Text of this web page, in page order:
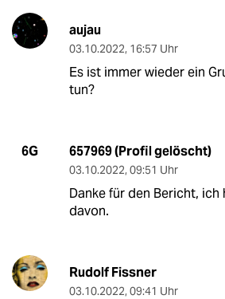
aujau
03.10.2022, 16:57 Uhr
Es ist immer wieder ein
tun?
6G 657969 (Profil gelöscht)
03.10.2022, 09:51 Uhr
Danke für den Bericht,
davon.
Rudolf Fissner
03.10.2022, 09:41 Uhr